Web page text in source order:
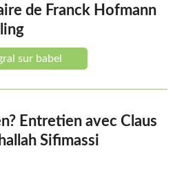
de Franck Hofmann
sur babel
Entretien avec Claus
Sifimassi